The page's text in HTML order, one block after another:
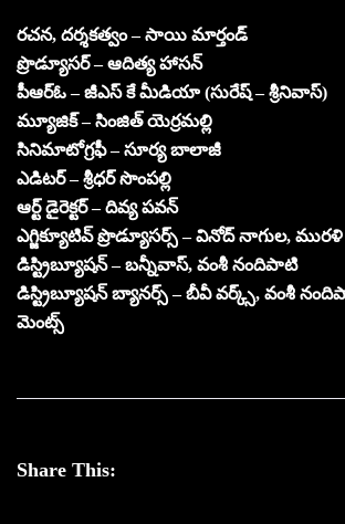
రచన, దర్శకత్వం – సాయి మార్తండ్
ప్రొడ్యూసర్ – ఆదిత్య హాసన్
పీఆర్ఓ – జీఎస్ కే మీడియా (సురేష్ – శ్రీనివాస్)
మ్యూజిక్ – సింజిత్ యెర్రమల్లి
సినిమాటోగ్రఫీ – సూర్య బాలాజీ
ఎడిటర్ – శ్రీధర్ సొంపల్లి
ఆర్ట్ డైరెక్టర్ – దివ్య పవన్
ఎగ్జిక్యూటివ్ ప్రొడ్యూసర్స్ – వినోద్ నాగుల, మురళి
డిస్ట్రిబ్యూషన్ – బన్నీవాస్, వంశీ నందిపాటి
డిస్ట్రిబ్యూషన్ బ్యానర్స్ – బీవీ వర్క్స్, వంశీ
మెంట్స్
Share This: